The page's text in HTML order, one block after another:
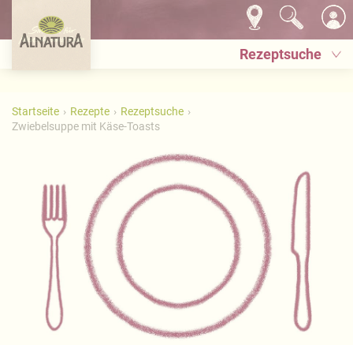
Rezeptsuche
Startseite Rezepte
Rezeptsuche
Zwiebelsuppe mit Käse-Toasts